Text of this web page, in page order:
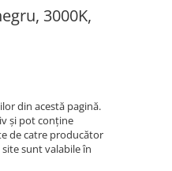
3000K,
din acestă pagină.
şi pot conţine
de catre producător
sunt valabile în